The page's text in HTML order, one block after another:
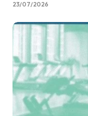
23/07/2026